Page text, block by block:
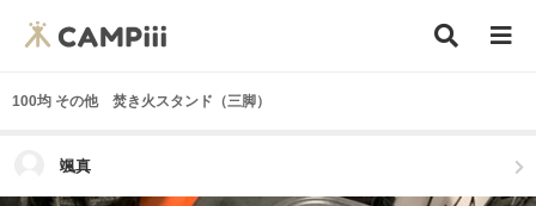
100均 その他 焚き火スタンド（三脚）
颯真